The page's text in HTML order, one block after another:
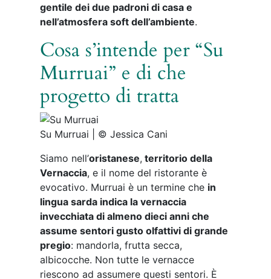
gentile dei due padroni di casa e
nell’atmosfera soft dell’ambiente.
Cosa s’intende per “Su
Murruai” e di che
progetto di tratta
Su Murruai | © Jessica Cani
Siamo nell’oristanese, territorio della
Vernaccia, e il nome del ristorante è
evocativo. Murruai è un termine che in
lingua sarda indica la vernaccia
invecchiata di almeno dieci anni che
assume sentori gusto olfattivi di grande
pregio: mandorla, frutta secca,
albicocche. Non tutte le vernacce
riescono ad assumere questi sentori. È